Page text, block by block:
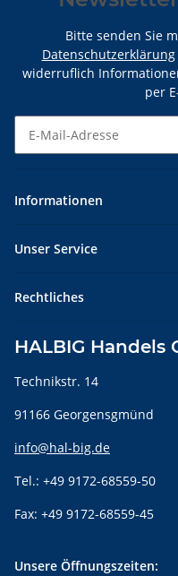
Bitte senden Sie
Datenschutzerklärung
widerruflich
per
Informationen
Unser Service
Rechtliches
HALBIG Handels
Technikstr. 14
91166 Georgensgmünd
info@hal-big.de
Tel.: +49 9172-68559-50
Fax: +49 9172-68559-45
Unsere Öffnungszeiten: